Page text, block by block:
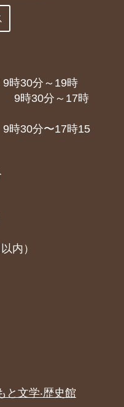
時30分～19時
分～17時
30分〜17時15
内）
と文学‧歴史館